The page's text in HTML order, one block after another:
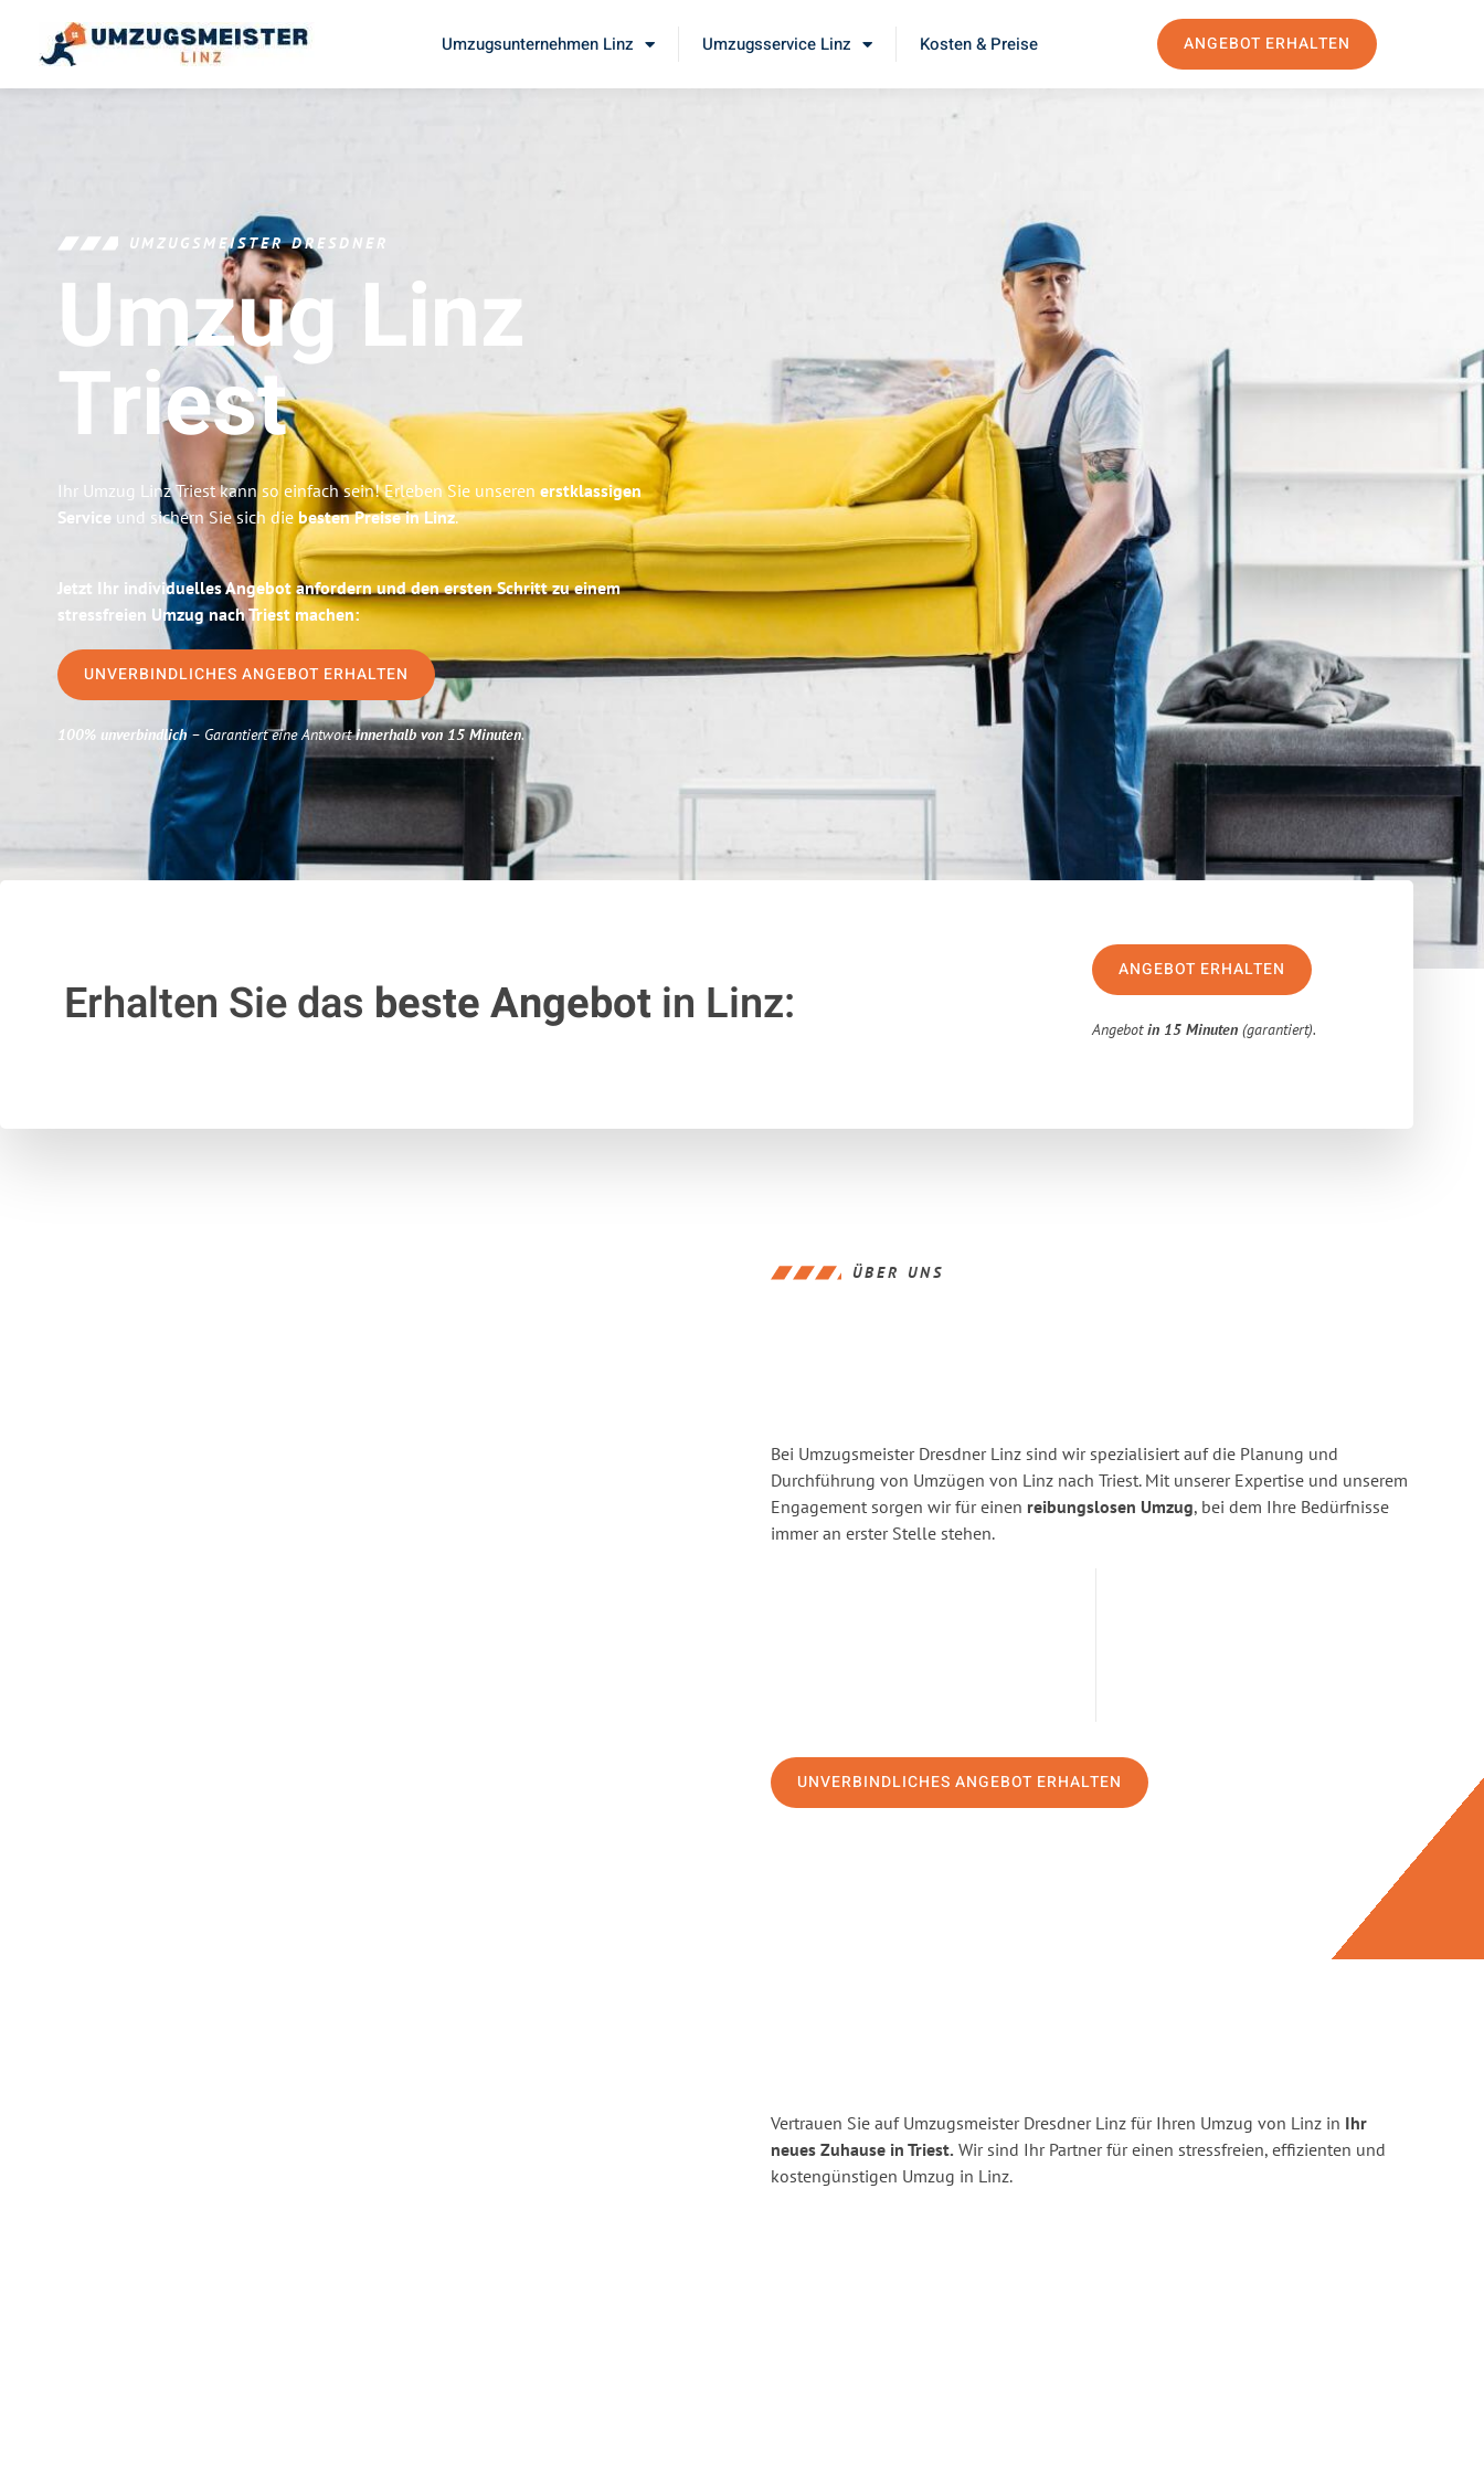
Umzugsunternehmen Linz Umzugsservice Linz Kosten & Preise ANGEBOT ERHALTEN
UMZUGSMEISTER DRESDNER
Umzug Linz
Triest
Ihr Umzug Linz Triest kann so einfach sein! Erleben Sie unseren erstklassigen
Service und sichern Sie sich die besten Preise in Linz.
Jetzt Ihr individuelles Angebot anfordern und den ersten Schritt zu einem
stressfreien Umzug nach Triest machen:
UNVERBINDLICHES ANGEBOT ERHALTEN
100% unverbindlich– Garantiert eine Antwortinnerhalb von 15 Minuten.
Erhalten Sie das beste Angebotin Linz:
ANGEBOT ERHALTEN
Angebotin 15 Minuten (garantiert).
ÜBER UNS
Bei Umzugsmeister Dresdner Linz sind wir spezialisiert auf die Planung und
Durchführung von Umzügen von Linz nach Triest. Mit unserer Expertise und unserem
Engagement sorgen wir für einen reibungslosen Umzug, bei dem Ihre Bedürfnisse
immer an erster Stelle stehen.
UNVERBINDLICHES ANGEBOT ERHALTEN
Vertrauen Sie auf Umzugsmeister Dresdner Linz für Ihren Umzug von Linz in Ihr
neues Zuhause in Triest. Wir sind Ihr Partner für einen stressfreien, effizienten und
kostengünstigen Umzug in Linz.